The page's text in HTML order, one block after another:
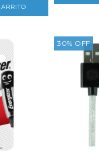
30% OFF